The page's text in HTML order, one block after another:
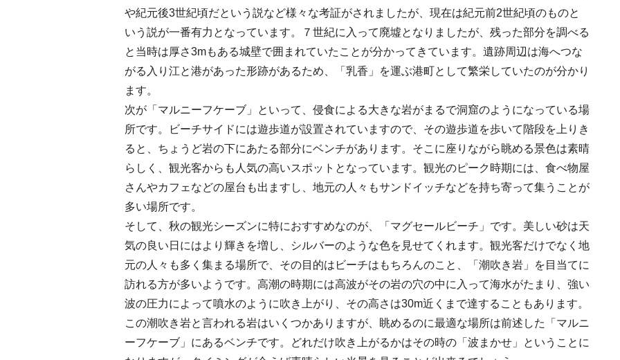
や紀元後3世紀頃だという説など様々な考証がされましたが、現在は紀元前2世紀頃のものと
いう説が一番有力となっています。７世紀に入って廃墟となりましたが、残った部分を調べる
と当時は厚さ3mもある城壁で囲まれていたことが分かってきています。遺跡周辺は海へつな
がる入り江と港があった形跡があるため、「乳香」を運ぶ港町として繁栄していたのが分かり
ます。
次が「マルニーフケーブ」といって、侵食による大きな岩がまるで洞窟のようになっている場
所です。ビーチサイドには遊歩道が設置されていますので、その遊歩道を歩いて階段を上りき
ると、ちょうど岩の下にあたる部分にベンチがあります。そこに座りながら眺める景色は素晴
らしく、観光客からも人気の高いスポットとなっています。観光のピーク時期には、食べ物屋
さんやカフェなどの屋台も出ますし、地元の人々もサンドイッチなどを持ち寄って集うことが
多い場所です。
そして、秋の観光シーズンに特におすすめなのが、「マグセールビーチ」です。美しい砂は天
気の良い日にはより輝きを増し、シルバーのような色を見せてくれます。観光客だけでなく地
元の人々も多く集まる場所で、その目的はビーチはもちろんのこと、「潮吹き岩」を目当てに
訪れる方が多いようです。高潮の時期には高波がその岩の穴の中に入って海水がたまり、強い
波の圧力によって噴水のように吹き上がり、その高さは30m近くまで達することもあります。
この潮吹き岩と言われる岩はいくつかありますが、眺めるのに最適な場所は前述した「マルニ
ーフケーブ」にあるベンチです。どれだけ吹き上がるかはその時の「波まかせ」ということに